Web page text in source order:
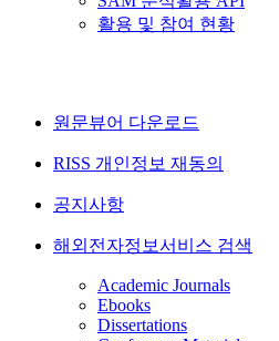
활용 및 참여 현황
원문뷰어 다운로드
RISS 개인정보 재동의
공지사항
해외전자정보서비스 검색
Academic Journals
Ebooks
Dissertations